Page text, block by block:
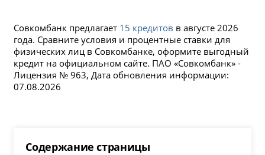
Совкомбанк предлагает 15 кредитов в августе 2026
года. Сравните условия и процентные ставки для
физических лиц в Совкомбанке, оформите выгодный
кредит на официальном сайте. ПАО «Совкомбанк» -
Лицензия № 963, Дата обновления информации:
07.08.2026
Содержание страницы